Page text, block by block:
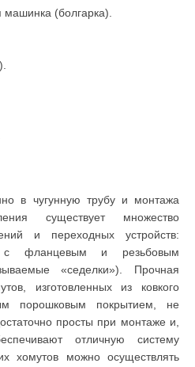
(болгарка).
в чугунную трубу и монтажа
существует множество
и переходных устройств:
с фланцевым и резьбовым
«седелки»). Прочная
изготовленных из ковкого
порошковым покрытием, не
просты при монтаже и,
отличную систему
хомутов можно осуществлять